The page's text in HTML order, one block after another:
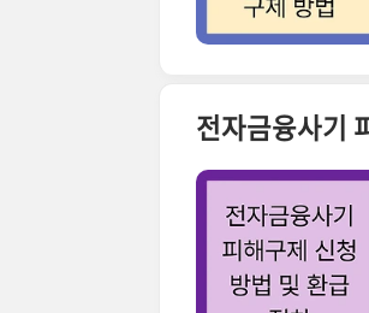
전자금융사기